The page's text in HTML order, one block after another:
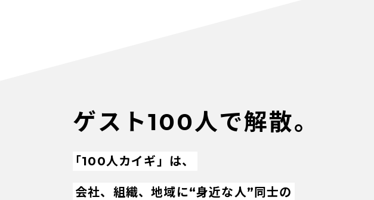
ゲスト100人で解散。
「100人カイギ」は、
会社、組織、地域に“身近な人”同士の